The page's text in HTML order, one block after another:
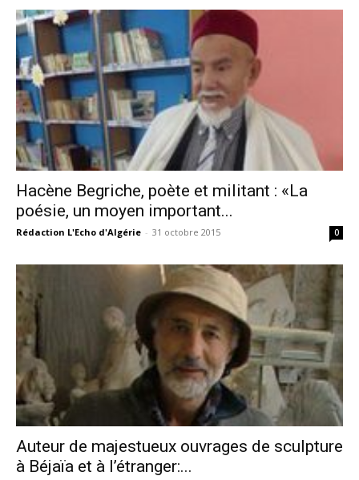
Hacène Begriche, poète et militant : «La
poésie, un moyen important...
Rédaction L'Echo d'Algérie - 31 octobre 2015 0
Auteur de majestueux ouvrages de sculpture
à Béjaïa et à l’étranger:...